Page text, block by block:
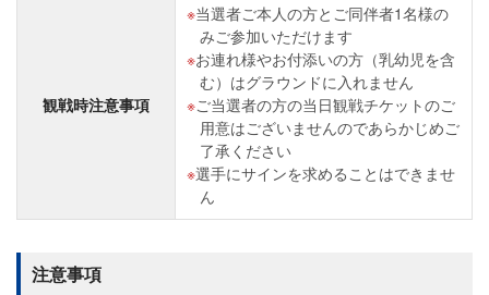
観戦時注意事項
当選者ご本人の方とご同伴者1名様の
みご参加いただけます
お連れ様やお付添いの方（乳幼児を含
む）はグラウンドに入れません
ご当選者の方の当日観戦チケットのご
用意はございませんのであらかじめご
了承ください
選手にサインを求めることはできませ
ん
注意事項